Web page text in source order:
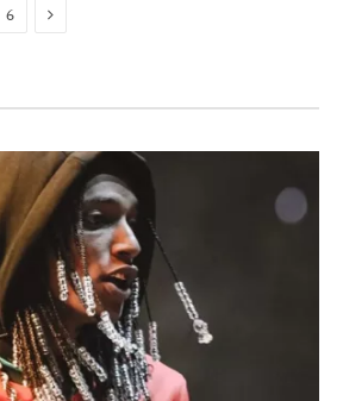
6 Próxima